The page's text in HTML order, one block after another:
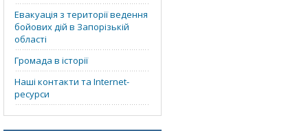
Евакуація з території ведення
бойових дій в Запорізькій
області
Громада в історії
Наші контакти та Internet-
ресурси